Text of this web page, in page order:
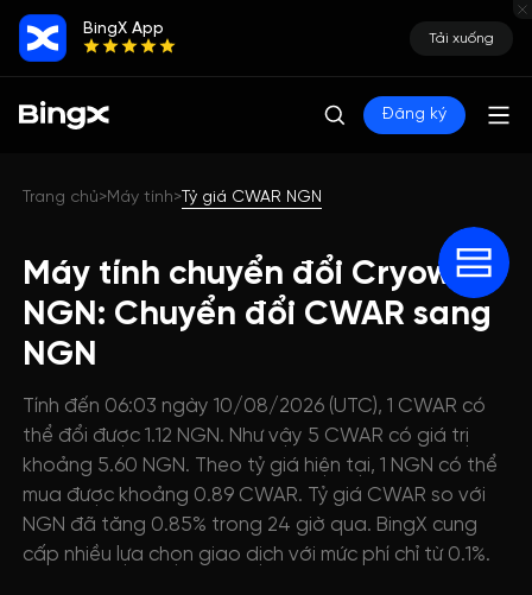
BingX App
Tải xuống
Đăng ký
Trang chủ>Máy tính>Tỷ giá CWAR NGN
Máy tính chuyển đổi Cryowar
NGN: Chuyển đổi CWAR sang
NGN
Tính đến 06:03 ngày 10/08/2026 (UTC), 1 CWAR có
thể đổi được 1.12 NGN. Như vậy 5 CWAR có giá trị
khoảng 5.60 NGN. Theo tỷ giá hiện tại, 1 NGN có thể
mua được khoảng 0.89 CWAR. Tỷ giá CWAR so với
NGN đã tăng 0.85% trong 24 giờ qua. BingX cung
cấp nhiều lựa chọn giao dịch với mức phí chỉ từ 0.1%.